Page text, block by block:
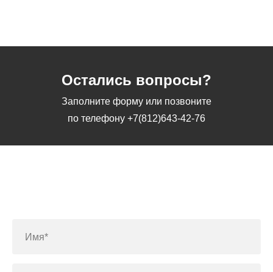
Остались вопросы?
Заполните форму или позвоните
по телефону +7(812)643-42-76
Имя*